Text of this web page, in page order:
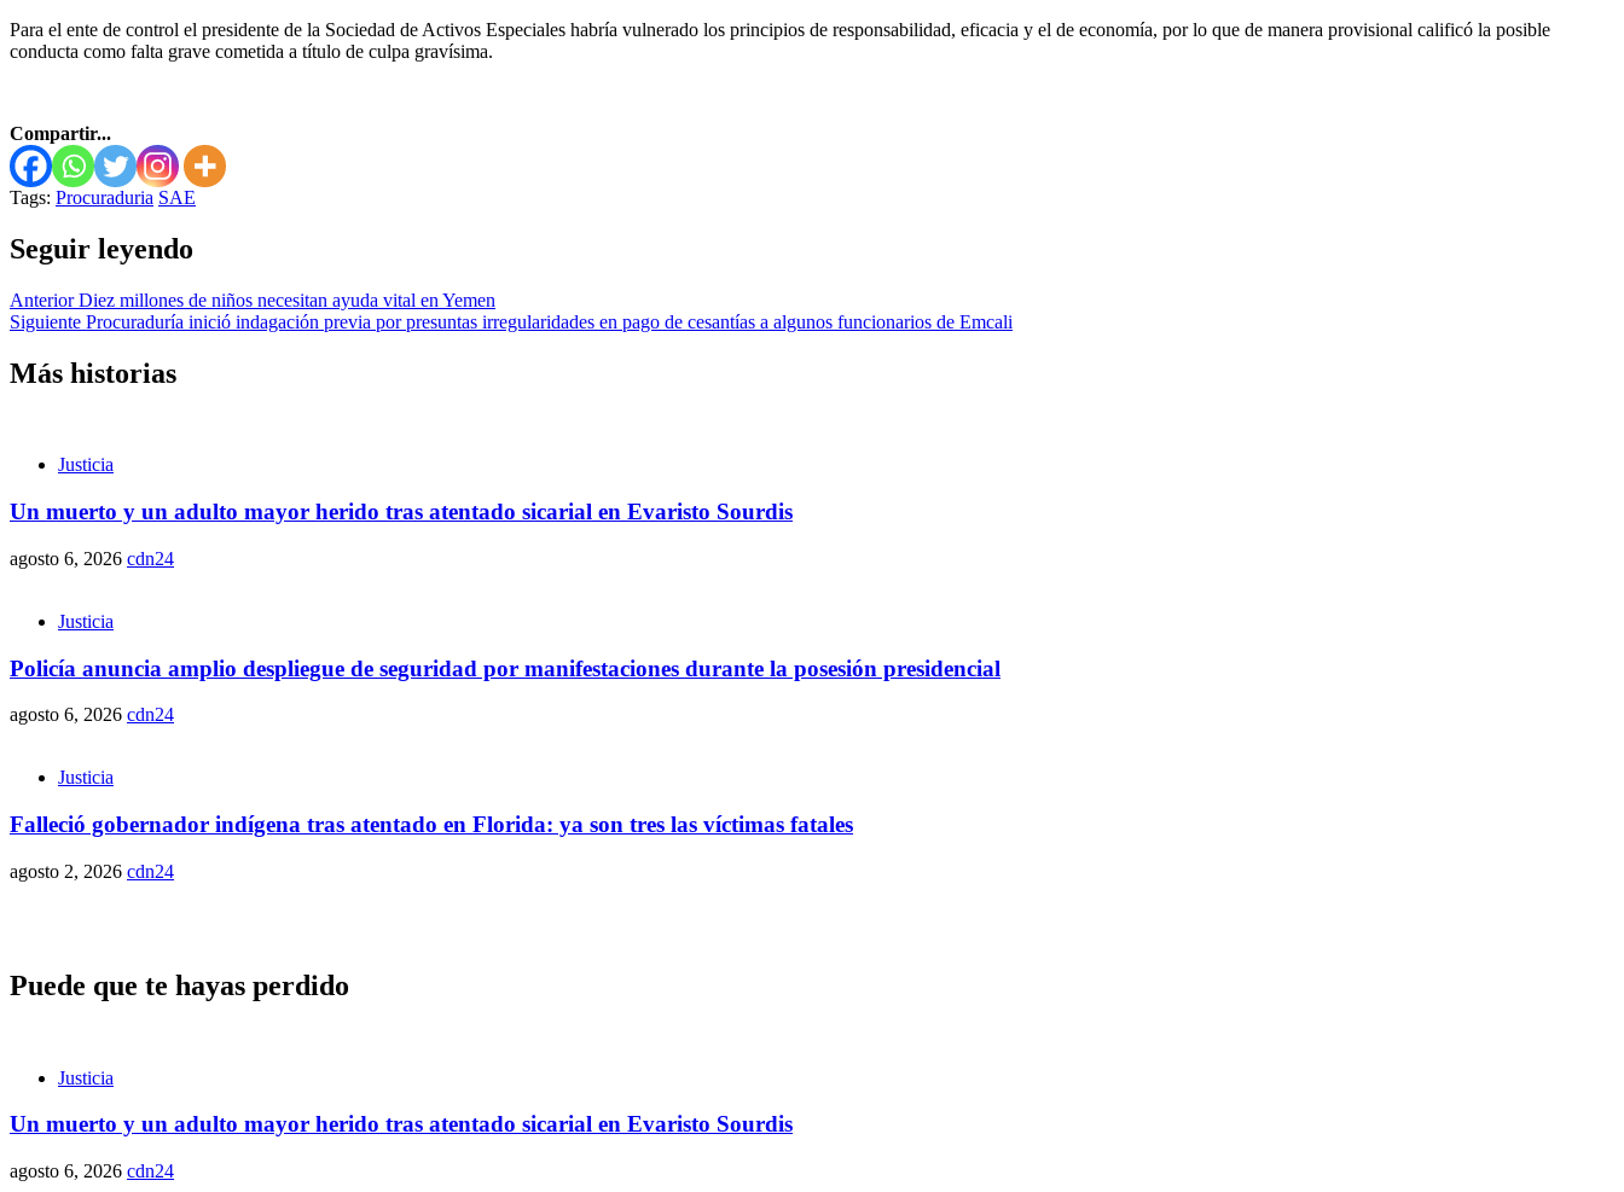
Para el ente de control el presidente de la Sociedad de Activos Especiales habría vulnerado los principios de responsabilidad, eficacia y el de economía, por lo que de manera provisional calificó la posible
conducta como falta grave cometida a título de culpa gravísima.
Compartir...
Tags: Procuraduria SAE
Seguir leyendo
AnteriorDiez millones de niños necesitan ayuda vital en Yemen
Siguiente Procuraduría inició indagación previa por presuntas irregularidades en pago de cesantías a algunos funcionarios de Emcali
Más historias
Justicia
Un muerto y un adulto mayor herido tras atentado sicarial en Evaristo Sourdis
agosto 6, 2026 cdn24
Justicia
Policía anuncia amplio despliegue de seguridad por manifestaciones durante la posesión presidencial
agosto 6, 2026 cdn24
Justicia
Falleció gobernador indígena tras atentado en Florida: ya son tres las víctimas fatales
agosto 2, 2026 cdn24
Puede que te hayas perdido
Justicia
Un muerto y un adulto mayor herido tras atentado sicarial en Evaristo Sourdis
agosto 6, 2026 cdn24